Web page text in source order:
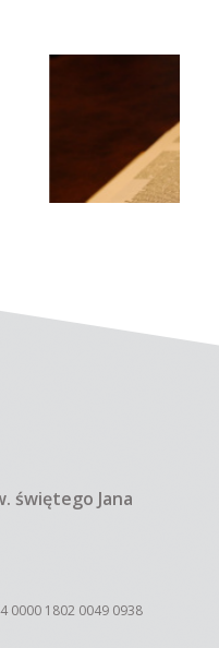
się w lutym